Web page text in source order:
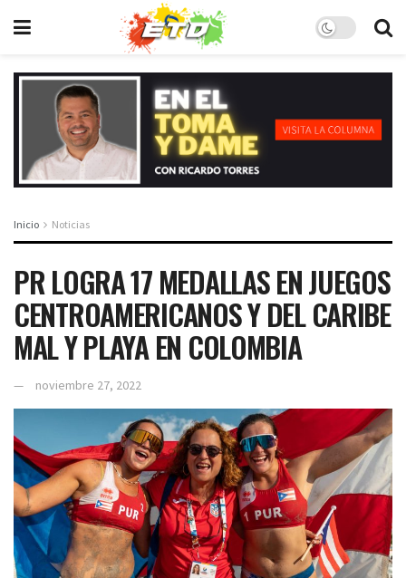
Inicio Noticias
PR LOGRA 17 MEDALLAS EN JUEGOS
CENTROAMERICANOS Y DEL CARIBE
MAL Y PLAYA EN COLOMBIA
noviembre 27, 2022